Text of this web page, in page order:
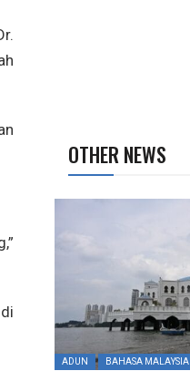
OTHER NEWS
ADUN BAHASA MALAYSIA